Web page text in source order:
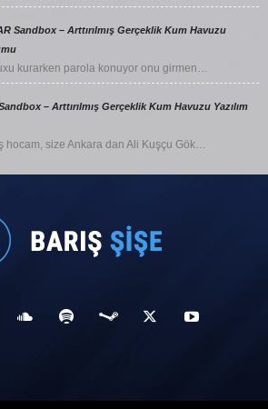
Sandbox – Arttırılmış Gerçeklik Kum Havuzu
kurarken parola konuyor onu girmen…
– Arttırılmış Gerçeklik Kum Havuzu Yazılım
hocam, size Ankara dan Ali Kuşçu Gök…